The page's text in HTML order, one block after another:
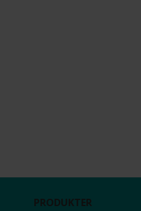
PRODUKTER